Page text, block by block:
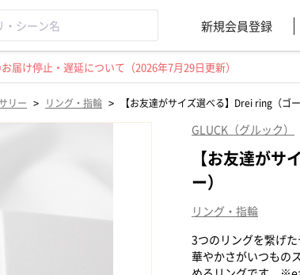
新規会員登録
け停止・遅延について（2026年7月29日更新）
リー > リング・指輪 > 【お友達がサイズ選べる】Drei ring（ゴ
GLUCK（グルック）
【お友達が
ー）
リング・指輪
3つのリングを繋げ
華やかさがいつもの